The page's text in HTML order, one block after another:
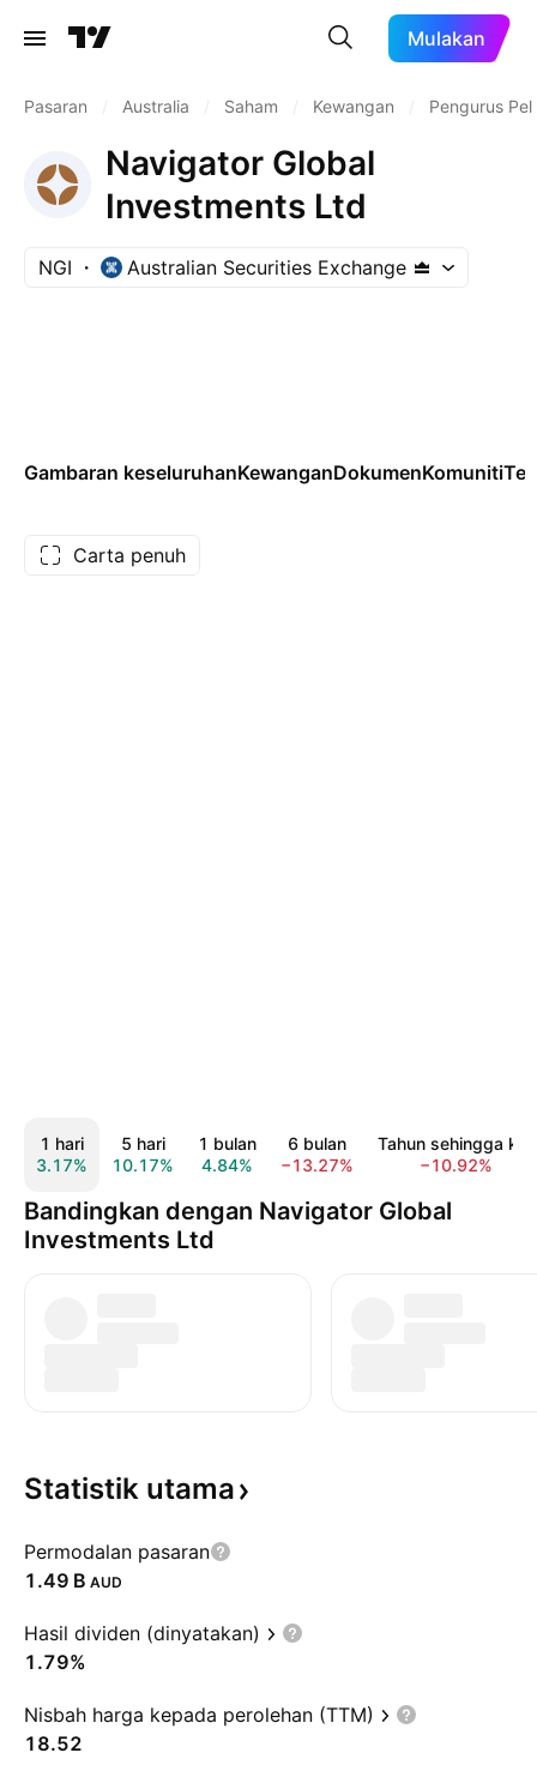
Mulakan
Pasaran Australia Saham Kewangan Pengurus
Navigator Global
Investments Ltd
NGI Australian Securities Exchange
Gambaran keseluruhanKewanganDokumenKomuniti
Carta penuh
1 hari
3.17%
5 hari
10.17%
1 bulan
4.84%
6 bulan
−13.27%
Tahun sehingga kini
−10.92%
Bandingkan dengan Navigator Global
Investments Ltd
Statistik utama
Permodalan pasaran
‪1.49 B‬ AUD
Hasil dividen (dinyatakan)
1.79%
Nisbah harga kepada perolehan (TTM)
18.52